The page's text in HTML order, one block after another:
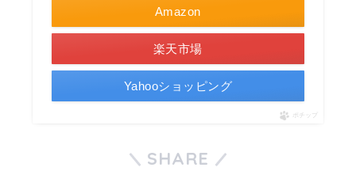
Amazon
楽天市場
Yahooショッピング
ポチップ
SHARE